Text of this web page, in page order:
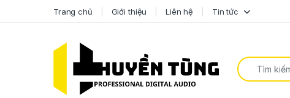
Trang chủ Giới thiệu Liên hệ Tin tức